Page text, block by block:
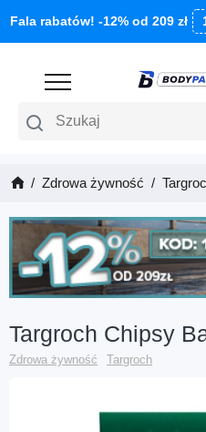
Fala rabatów! -12% od 209 zł
Szukaj
Zdrowa żywność
Targroch Chipsy
Zdrowa żywność Targroch